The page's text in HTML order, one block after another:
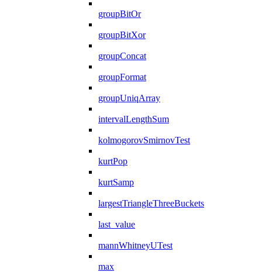
groupBitOr
groupBitXor
groupConcat
groupFormat
groupUniqArray
intervalLengthSum
kolmogorovSmirnovTest
kurtPop
kurtSamp
largestTriangleThreeBuckets
last_value
mannWhitneyUTest
max